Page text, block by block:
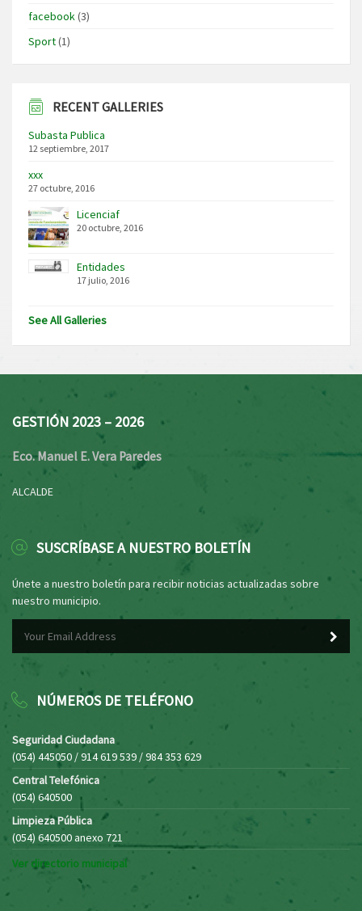
facebook(3)
Sport(1)
RECENT GALLERIES
Subasta Publica
12 septiembre, 2017
xxx
27 octubre, 2016
Licenciaf
20 octubre, 2016
Entidades
17 julio, 2016
See All Galleries
GESTIÓN 2023 – 2026
Eco. Manuel E. Vera Paredes
ALCALDE
SUSCRÍBASE A NUESTRO BOLETÍN
Únete a nuestro boletín para recibir noticias actualizadas sobre
nuestro municipio.
NÚMEROS DE TELÉFONO
Seguridad Ciudadana
(054) 445050 / 914 619 539 / 984 353 629
Central Telefónica
(054) 640500
Limpieza Pública
(054) 640500 anexo 721
Ver directorio municipal